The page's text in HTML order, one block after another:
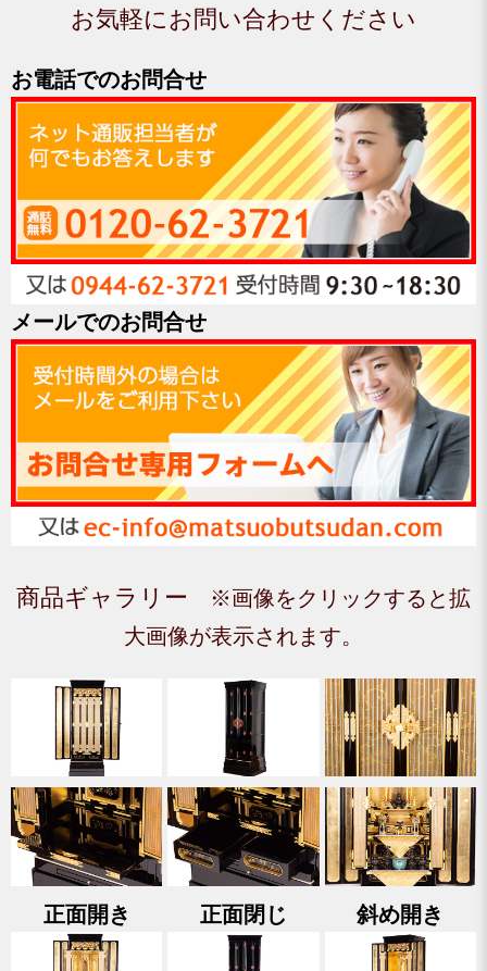
お気軽にお問い合わせください
お電話でのお問合せ
メールでのお問合せ
商品ギャラリー
※画像をクリックすると拡
大画像が表示されます。
正面開き 正面閉じ 斜め開き